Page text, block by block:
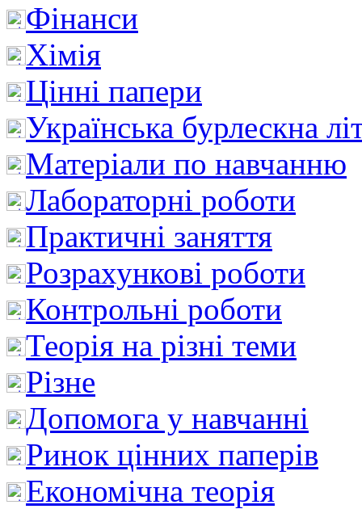
Фінанси
Хімія
Цінні папери
Українська бурлескна
Матеріали по навчанню
Лабораторні роботи
Практичні заняття
Розрахункові роботи
Контрольні роботи
Теорія на різні теми
Різне
Допомога у навчанні
Ринок цінних паперів
Економічна теорія